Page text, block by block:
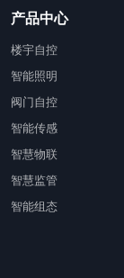
产品中心
楼宇自控
智能照明
阀门自控
智能传感
智慧物联
智慧监管
智能组态